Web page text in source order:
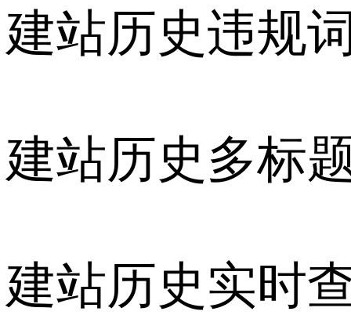
建站历史违规
建站历史多标
建站历史实时